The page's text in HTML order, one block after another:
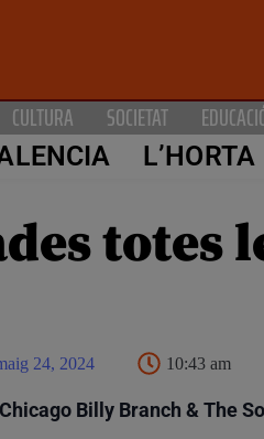
CULTURA SOCIETAT
L’HORTA
totes
24, 2024 10:43 am
Billy Branch & The